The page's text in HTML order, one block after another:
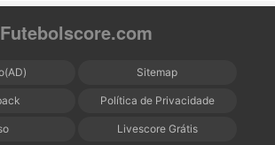
Futebolscore.com
Sitemap
Política de Privacidade
Livescore Grátis